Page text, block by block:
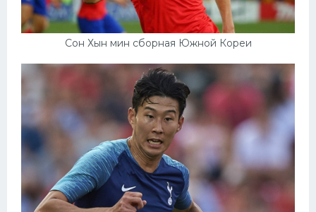
Сон Хын мин сборная Южной Кореи